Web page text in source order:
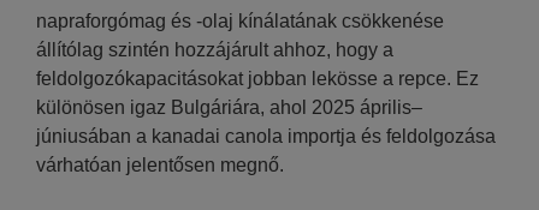
napraforgómag és -olaj kínálatának csökkenése
állítólag szintén hozzájárult ahhoz, hogy a
feldolgozókapacitásokat jobban lekösse a repce. Ez
különösen igaz Bulgáriára, ahol 2025 április–
júniusában a kanadai canola importja és feldolgozása
várhatóan jelentősen megnő.